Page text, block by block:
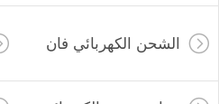
الشحن الكهربائي فان